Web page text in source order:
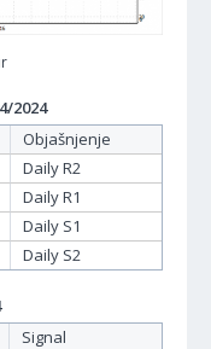
2024
Objašnjenje
Daily R2
Daily R1
Daily S1
Daily S2
Signal